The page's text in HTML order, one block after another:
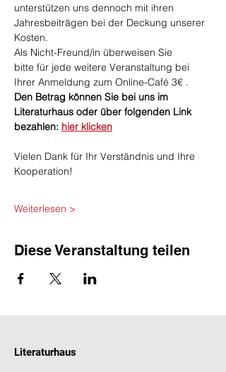
unterstützen uns dennoch mit ihren
Jahresbeiträgen bei der Deckung unserer
Kosten.
Als Nicht-Freund/in überweisen Sie
bitte für jede weitere Veranstaltung bei
Ihrer Anmeldung zum Online-Café 3€ .
​Den Betrag können Sie bei uns im
Literaturhaus oder über folgenden Link
bezahlen: hier klicken
Vielen Dank für Ihr Verständnis und Ihre
Kooperation!
Weiterlesen >
Diese Veranstaltung teilen
Literaturhaus